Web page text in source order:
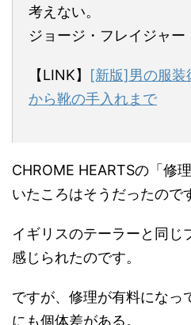
考えない。
ジョージ・フレイジャー
【LINK】 [新版]男の服装
から靴の手入れまで
CHROME HEARTSの「修
いたころはそうだったので
イギリスのテーラーと同じ
感じられたのです。
ですが、修理が有料になっ
にも個体差がある。